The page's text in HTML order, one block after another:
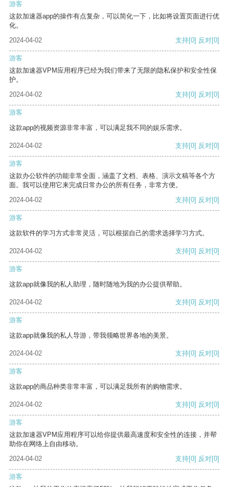
游客
这款加速器app的操作有点复杂，可以简化一下，比如将设置页面进行优
化。
2024-04-02
支持[0] 反对[0]
游客
这款加速器VPM应用程序已经为我们带来了无限的隐私保护和安全性保
护。
2024-04-02
支持[0] 反对[0]
游客
这款app的视频资源非常丰富，可以满足我不同的娱乐需求。
2024-04-02 支持[0] 反对[0]
游客
这款办公软件的功能非常全面，涵盖了文档、表格、演示文稿等各个方
面。我可以使用它来完成日常办公的所有任务，非常方便。
2024-04-02
支持[0] 反对[0]
游客
这款软件的学习方式非常灵活，可以根据自己的需求选择学习方式。
2024-04-02 支持[0] 反对[0]
游客
这款app就像我的私人助理，随时随地为我的办公提供帮助。
2024-04-02 支持[0] 反对[0]
游客
这款app就像我的私人导游，带我领略世界各地的美景。
2024-04-02 支持[0] 反对[0]
游客
这款app的商品种类非常丰富，可以满足我所有的购物需求。
2024-04-02 支持[0] 反对[0]
游客
这款加速器VPM应用程序可以给你提供最高速度和安全性的连接，并帮
助你在网络上自由移动。
2024-04-02
支持[0] 反对[0]
游客